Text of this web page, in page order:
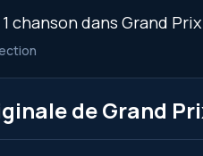
dans Grand
de Grand